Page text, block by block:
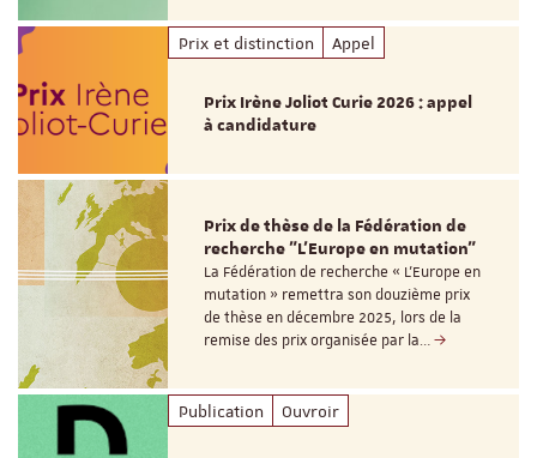
Prix et distinction Appel
Prix Irène Joliot Curie 2026 : appel
à candidature
Prix de thèse de la Fédération de
recherche "L’Europe en mutation"
La Fédération de recherche « L’Europe en
mutation » remettra son douzième prix
de thèse en décembre 2025, lors de la
remise des prix organisée par la…
Publication Ouvroir